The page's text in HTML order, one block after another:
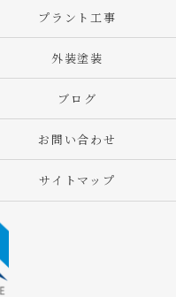
プラント工事
外装塗装
ブログ
お問い合わせ
サイトマップ